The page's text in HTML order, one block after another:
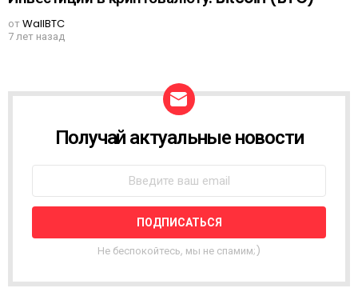
отWallBTC
7 лет назад
W
L
E
T
R
Получай актуальные новости
Не беспокойтесь, мы не спамим;)